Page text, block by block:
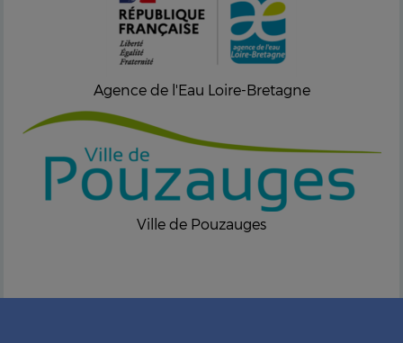
Agence de l'Eau Loire-Bretagne
Ville de Pouzauges